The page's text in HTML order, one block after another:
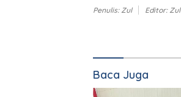
Penulis: Zul Editor: Zul
Baca Juga